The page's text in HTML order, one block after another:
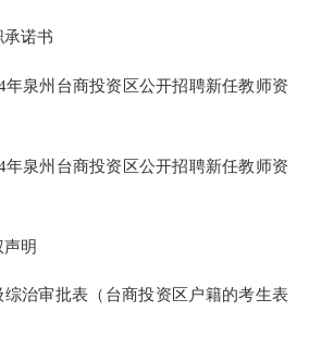
承诺书
年泉州台商投资区公开招聘新任教师资
年泉州台商投资区公开招聘新任教师资
明
综治审批表（台商投资区户籍的考生表